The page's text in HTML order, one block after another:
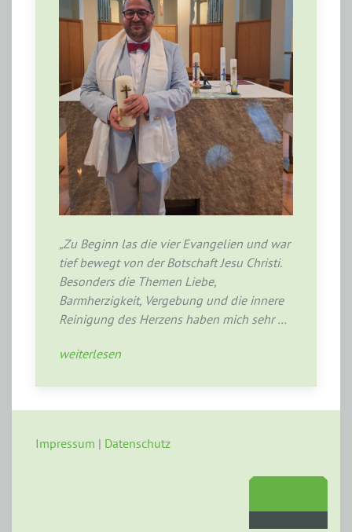
„Zu Beginn las die vier Evangelien und war
tief bewegt von der Botschaft Jesu Christi.
Besonders die Themen Liebe,
Barmherzigkeit, Vergebung und die innere
Reinigung des Herzens haben mich sehr …
weiterlesen
Impressum | Datenschutz